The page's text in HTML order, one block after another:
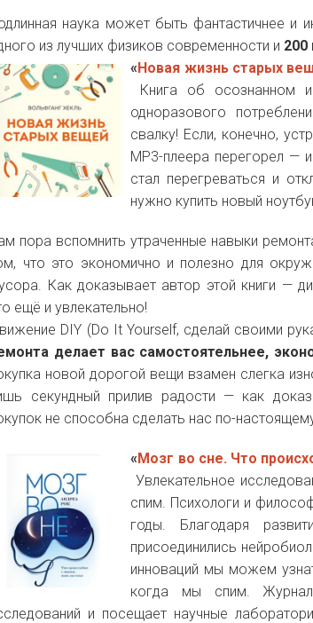
наука может быть фантастичнее и
из лучших физиков современности и 200
«Новая жизнь старых
Книга об осознанном
одноразового
свалку! Если, конечно,
MP3-плеера перегорел —
стал перегреваться и
нужно купить новый
пора вспомнить утраченные навыки
что это экономично и полезно для
Как доказывает автор этой книги —
ещё и увлекательно!
DIY (Do It Yourself, сделай своими
делает вас самостоятельнее,
новой дорогой вещи взамен слегка
секундный прилив радости — как
не способна сделать нас по-
«Мозг во сне. Что
Увлекательное
спим. Психологи и
годы. Благодаря
присоединились
инноваций мы можем
когда мы спим.
и посещает научные